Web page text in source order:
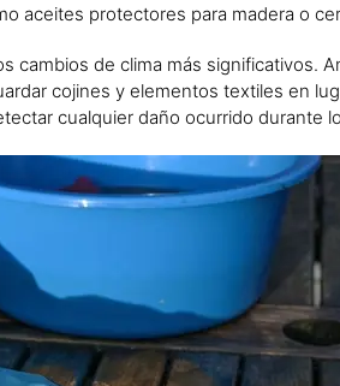
aceites protectores para madera o
cambios de clima más significativos.
cojines y elementos textiles en
cualquier daño ocurrido durante